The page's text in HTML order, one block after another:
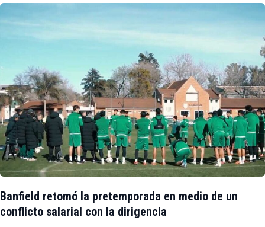
Banfield retomó la pretemporada en medio de un
conflicto salarial con la dirigencia